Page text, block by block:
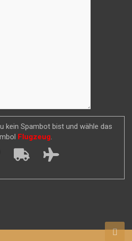
kein Spambot bist und wähle das
Flugzeug